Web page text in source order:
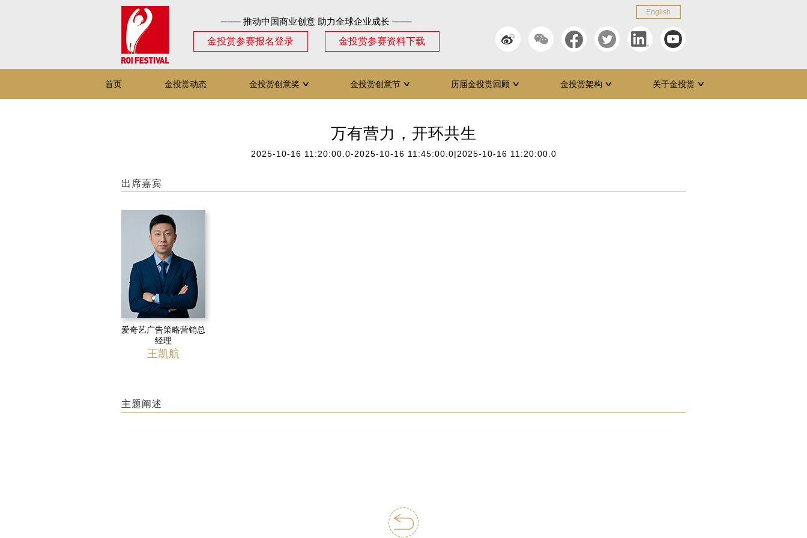
─── 推动中国商业创意 助力全球企业成长 ───
金投赏参赛报名登录
金投赏参赛资料下载
English
首页 金投赏动态 金投赏创意奖 ∨ 金投赏创意节 ∨ 历届金投赏回顾 ∨ 金投赏架构 ∨ 关于金投赏 ∨
万有营力，开环共生
2025-10-16 11:20:00.0-2025-10-16 11:45:00.0|2025-10-16 11:20:00.0
出席嘉宾
爱奇艺广告策略营销总
经理
王凯航
主题阐述